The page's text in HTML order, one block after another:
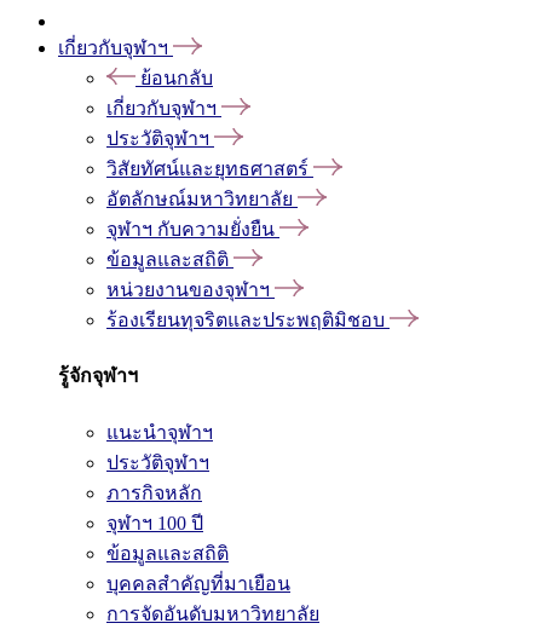
เกี่ยวกับจุฬาฯ
ย้อนกลับ
เกี่ยวกับจุฬาฯ
ประวัติจุฬาฯ
วิสัยทัศน์และยุทธศาสตร์
อัตลักษณ์มหาวิทยาลัย
จุฬาฯ กับความยั่งยืน
ข้อมูลและสถิติ
หน่วยงานของจุฬาฯ
ร้องเรียนทุจริตและประพฤติมิชอบ
รู้จักจุฬาฯ
แนะนำจุฬาฯ
ประวัติจุฬาฯ
ภารกิจหลัก
จุฬาฯ 100 ปี
ข้อมูลและสถิติ
บุคคลสำคัญที่มาเยือน
การจัดอันดับมหาวิทยาลัย